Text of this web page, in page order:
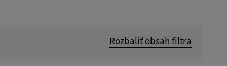
Rozbaliť obsah filtra